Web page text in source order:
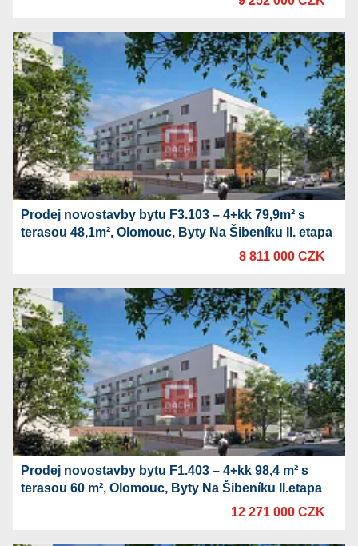
Prodej novostavby bytu F3.103 – 4+kk 79,9m² s
terasou 48,1m², Olomouc, Byty Na Šibeníku II. etapa
8 811 000 CZK
Prodej novostavby bytu F1.403 – 4+kk 98,4 m² s
terasou 60 m², Olomouc, Byty Na Šibeníku II.etapa
12 271 000 CZK